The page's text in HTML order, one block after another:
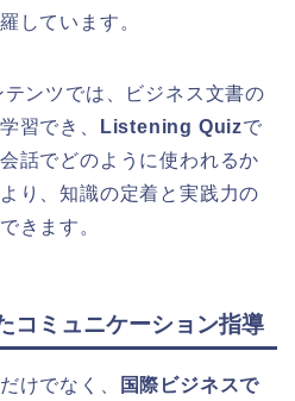
しています。
テンツでは、ビジネス文書の
習でき、
Listening Quizで
話でどのように使われるか
り、知識の定着と実践力の
きます。
コミュニケーション指導
けでなく、
国際ビジネスで